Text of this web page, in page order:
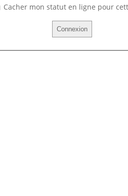
Cacher mon statut en ligne pour